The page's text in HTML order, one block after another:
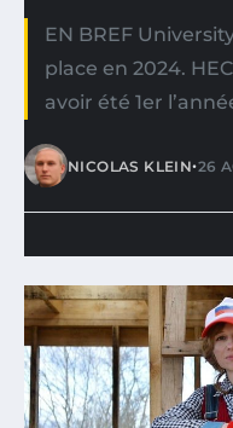
EN BREF
place en 2024.
avoir été 1er
NICOLAS KLEIN•26